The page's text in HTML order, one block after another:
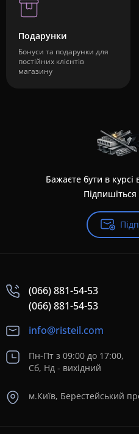
Подарунки
Бонуси та подарунки для
постійних клієнтів
магазину
Бажаєте бути в курсі
(066) 881-54-53
(066) 881-54-53
info@risteil.com
Пн-Пт з 09:00 до 17:00,
Сб, Нд - вихідний
м.Київ, Берестейський